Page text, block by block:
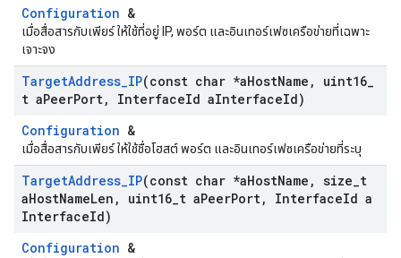
Configuration &
เมื่อสื่อสารกับเพียร์ ให้ใช้ที่อยู่ IP, พอร์ต และอินเทอร์เฟซเครือข่ายที่เฉพาะ
เจาะจง
TargetAddress_IP(const char *aHostName , uint16
t aPeerPort, InterfaceId aInterfaceId)
Configuration &
เมื่อสื่อสารกับเพียร์ ให้ใช้ชื่อโฮสต์ พอร์ต และอินเทอร์เฟซเครือข่ายที่ระบุ
TargetAddress_IP(const char *aHostName , size t
aHostNameLen , uint16 t aPeerPort, InterfaceId a
InterfaceId)
Configuration &